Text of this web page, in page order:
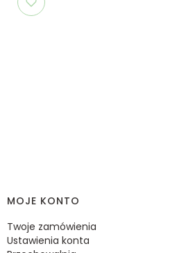
MOJE KONTO
Twoje zamówienia
Ustawienia konta